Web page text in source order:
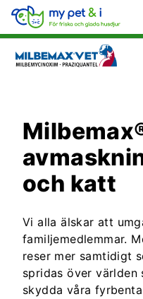
och katt
Vi alla älskar att
familjemedlemmar.
reser mer samtidigt
spridas över
skydda våra